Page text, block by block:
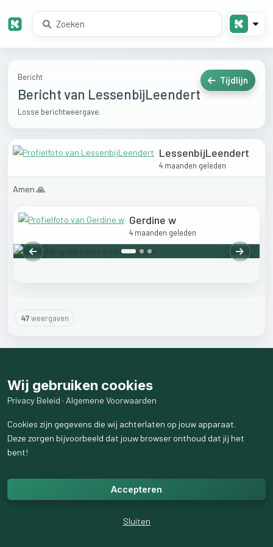
Bericht
Bericht van LessenbijLeendert
Losse berichtweergave.
Tijdlijn
LessenbijLeendert
4 maanden geleden
Amen 🙏
Gerdine w
4 maanden geleden
Vorige
47weergaven
Wij gebruiken cookies
Privacy Beleid · Algemene Voorwaarden
Cookies zijn gegevens die wij achterlaten op jouw apparaat.
Deze zorgen bijvoorbeeld dat jouw browser onthoud dat jij het
bent!
Accepteren
Sluiten